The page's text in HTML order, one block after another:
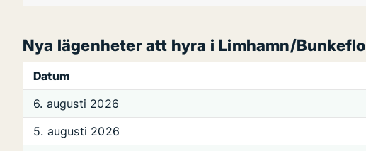
Nya lägenheter att hyra i Limhamn/Bunkeflo
Datum
6. augusti 2026
5. augusti 2026